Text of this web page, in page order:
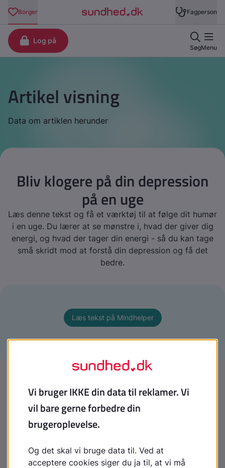
Artikel visning
Data om artiklen herunder
Bliv klogere på din depression
på en uge
Læs denne tekst og få et værktøj til at følge dit humør
i en uge. Du lærer at se mønstre i, hvad der giver dig
energi, og hvad der tager din energi - så du kan tage
små skridt mod at forstå din depression og få det
bedre.
Læs tekst på Mindhelper